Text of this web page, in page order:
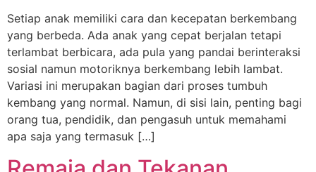
Setiap anak memiliki cara dan kecepatan berkembang
yang berbeda. Ada anak yang cepat berjalan tetapi
terlambat berbicara, ada pula yang pandai berinteraksi
sosial namun motoriknya berkembang lebih lambat.
Variasi ini merupakan bagian dari proses tumbuh
kembang yang normal. Namun, di sisi lain, penting bagi
orang tua, pendidik, dan pengasuh untuk memahami
apa saja yang termasuk […]